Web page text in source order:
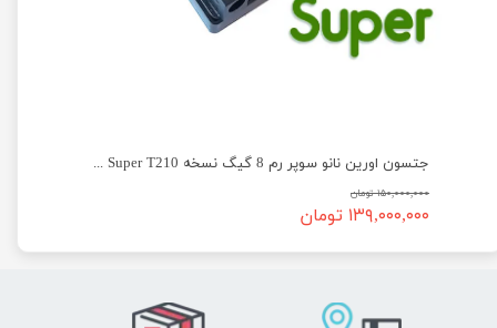
جتسون اورین نانو سوپر رم 8 گیگ نسخه Jetson Orin Nano Super T210
۱۵۰,۰۰۰,۰۰۰ تومان
۱۳۹,۰۰۰,۰۰۰ تومان